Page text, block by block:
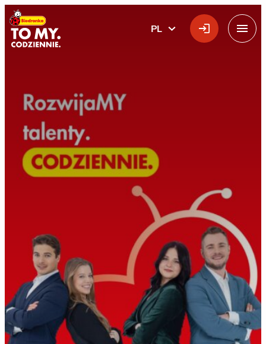
Główne logo
PL
POLSKI